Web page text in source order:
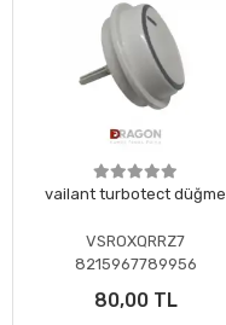
vailant turbotect düğme
VSROXQRRZ7
8215967789956
80,00 TL